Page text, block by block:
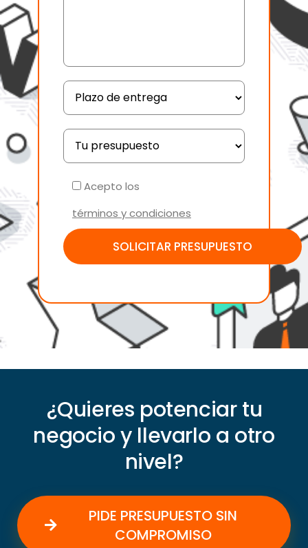
Acepto los
términos y condiciones
¿Quieres potenciar tu
negocio y llevarlo a otro
nivel?
PIDE PRESUPUESTO SIN
COMPROMISO